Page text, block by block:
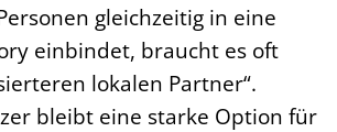
gleichzeitig in eine
einbindet, braucht es oft
lokalen Partner“.
bleibt eine starke Option für